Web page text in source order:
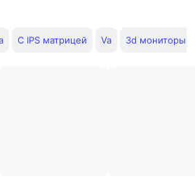
С IPS матрицей Va 3d мониторы